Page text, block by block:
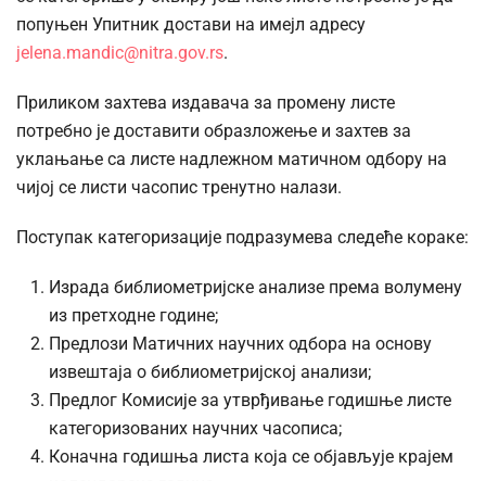
попуњен Упитник достави на имејл адресу
jelena.mandic@nitra.gov.rs.
Приликом захтева издавача за промену листе
потребно је доставити образложење и захтев за
уклањање са листе надлежном матичном одбору на
чијој се листи часопис тренутно налази.
Поступак категоризације подразумева следеће кораке:
Израда библиометријске анализе према волумену
из претходне године;
Предлози Матичних научних одбора на основу
извештаја о библиометријској анализи;
Предлог Комисије за утврђивање годишње листе
категоризованих научних часописа;
Коначна годишња листа која се објављује крајем